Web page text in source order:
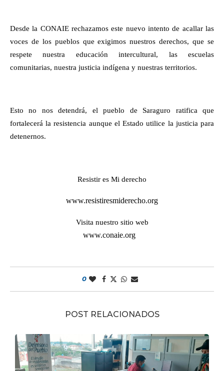
Desde la CONAIE rechazamos este nuevo intento de acallar las
voces de los pueblos que exigimos nuestros derechos, que se
respete nuestra educación intercultural, las escuelas
comunitarias, nuestra justicia indígena y nuestras territorios.
Esto no nos detendrá, el pueblo de Saraguro ratifica que
fortalecerá la resistencia aunque el Estado utilice la justicia para
detenernos.
Resistir es Mi derecho
www.resistiresmiderecho.org
Visita nuestro sitio web
www.conaie.org
0
POST RELACIONADOS